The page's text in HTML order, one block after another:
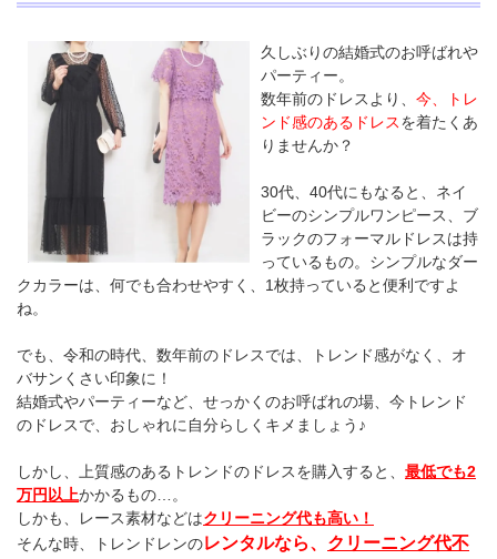
久しぶりの結婚式のお呼ばれや
パーティー。
数年前のドレスより、 今、トレ
ンド感のあるドレスを着たくあ
りませんか？
30代、40代にもなると、ネイ
ビーのシンプルワンピース、ブ
ラックのフォーマルドレスは持
っているもの。シンプルなダー
クカラーは、何でも合わせやすく、1枚持っていると便利ですよ
ね。
でも、令和の時代、数年前のドレスでは、トレンド感がなく、オ
バサンくさい印象に！
結婚式やパーティーなど、せっかくのお呼ばれの場、今トレンド
のドレスで、おしゃれに自分らしくキメましょう♪
しかし、上質感のあるトレンドのドレスを購入すると、 最低でも2
万円以上かかるもの…。
しかも、レース素材などはクリーニング代も高い！
そんな時、トレンドレンのレンタルなら、 クリーニング代不